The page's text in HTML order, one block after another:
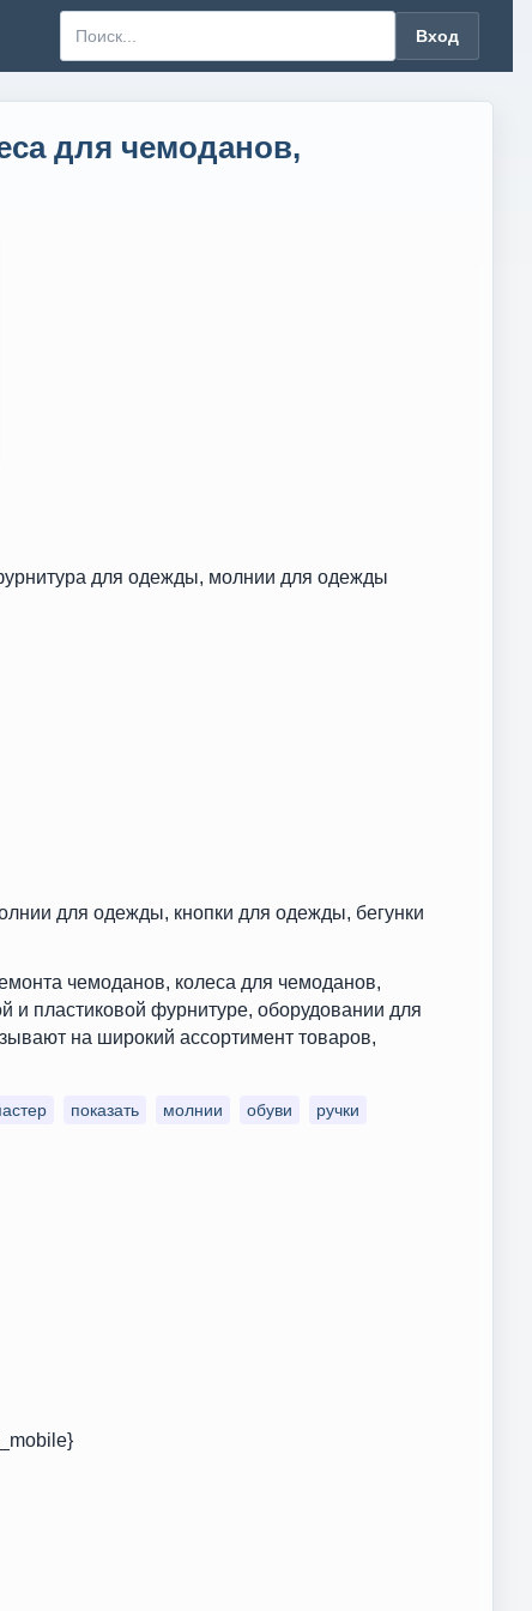
Вход
для чемоданов,
для одежды, молнии для одежды
для одежды, кнопки для одежды, бегунки
чемоданов, колеса для чемоданов,
пластиковой фурнитуре, оборудовании для
на широкий ассортимент товаров,
показать молнии обуви
ручки